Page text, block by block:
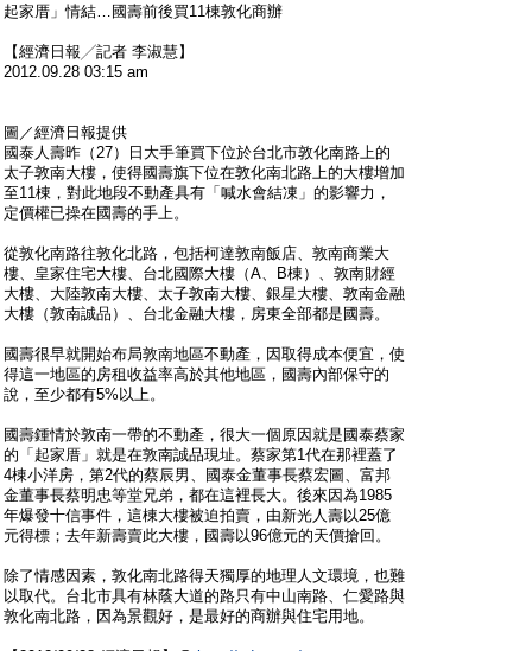
起家厝」情結…國壽前後買11棟敦化商辦
【經濟日報╱記者 李淑慧】
2012.09.28 03:15 am
圖／經濟日報提供
國泰人壽昨（27）日大手筆買下位於台北市敦化南路上的
太子敦南大樓，使得國壽旗下位在敦化南北路上的大樓增加
至11棟，對此地段不動產具有「喊水會結凍」的影響力，
定價權已操在國壽的手上。
從敦化南路往敦化北路，包括柯達敦南飯店、敦南商業大
樓、皇家住宅大樓、台北國際大樓（A、B棟）、敦南財經
大樓、大陸敦南大樓、太子敦南大樓、銀星大樓、敦南金融
大樓（敦南誠品）、台北金融大樓，房東全部都是國壽。
國壽很早就開始布局敦南地區不動產，因取得成本便宜，使
得這一地區的房租收益率高於其他地區，國壽內部保守的
說，至少都有5%以上。
國壽鍾情於敦南一帶的不動產，很大一個原因就是國泰蔡家
的「起家厝」就是在敦南誠品現址。蔡家第1代在那裡蓋了
4棟小洋房，第2代的蔡辰男、國泰金董事長蔡宏圖、富邦
金董事長蔡明忠等堂兄弟，都在這裡長大。後來因為1985
年爆發十信事件，這棟大樓被迫拍賣，由新光人壽以25億
元得標；去年新壽賣此大樓，國壽以96億元的天價搶回。
除了情感因素，敦化南北路得天獨厚的地理人文環境，也難
以取代。台北市具有林蔭大道的路只有中山南路、仁愛路與
敦化南北路，因為景觀好，是最好的商辦與住宅用地。